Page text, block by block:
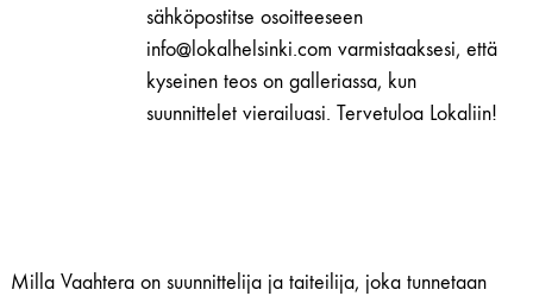
sähköpostitse osoitteeseen
info@lokalhelsinki.com varmistaaksesi, että
kyseinen teos on galleriassa, kun
suunnittelet vierailuasi. Tervetuloa Lokaliin!
Milla Vaahtera on suunnittelija ja taiteilija, joka tunnetaan